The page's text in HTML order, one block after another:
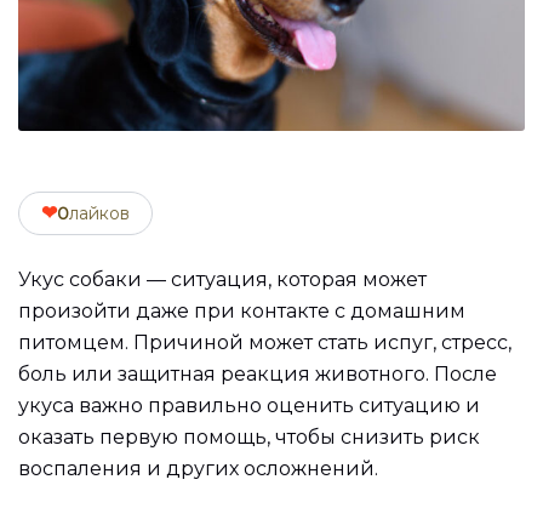
❤0лайков
Укус собаки — ситуация, которая может
произойти даже при контакте с домашним
питомцем. Причиной может стать испуг, стресс,
боль или защитная реакция животного. После
укуса важно правильно оценить ситуацию и
оказать первую помощь, чтобы снизить риск
воспаления и других осложнений.